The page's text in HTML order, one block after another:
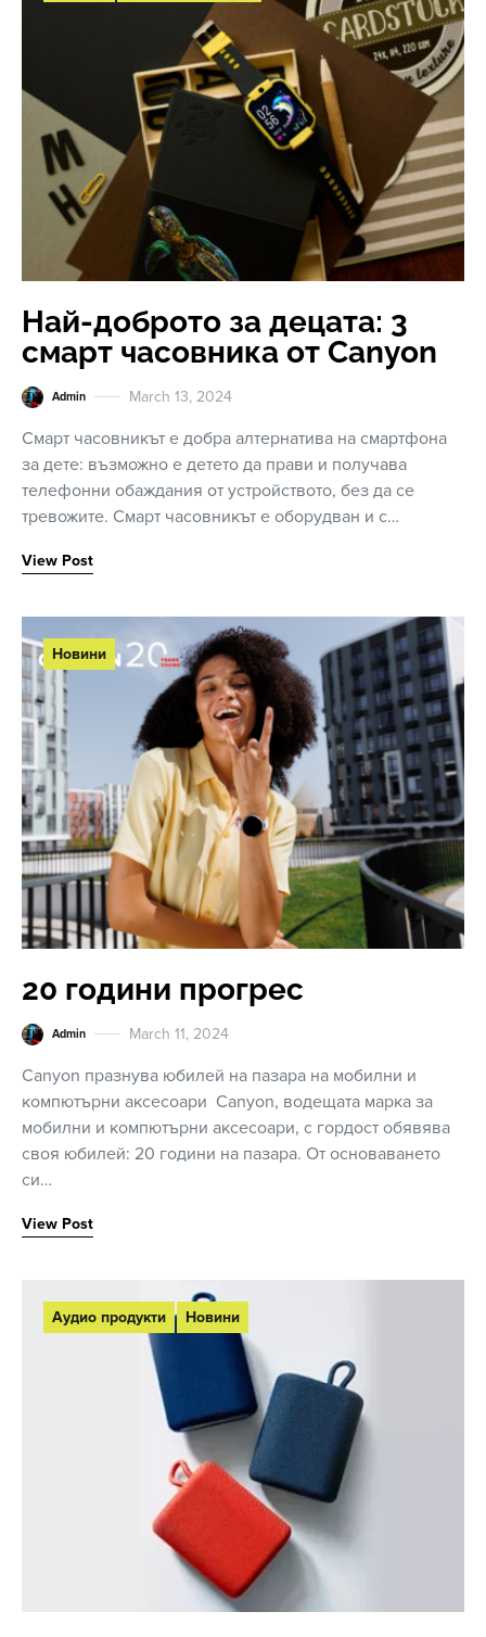
Най-доброто за децата: 3
смарт часовника от Canyon
Admin March 13, 2024
Смарт часовникът е добра алтернатива на смартфона
за дете: възможно е детето да прави и получава
телефонни обаждания от устройството, без да се
тревожите. Смарт часовникът е оборудван и с…
View Post
Новини
20 години прогрес
Admin March 11, 2024
Canyon празнува юбилей на пазара на мобилни и
компютърни аксесоари Canyon, водещата марка за
мобилни и компютърни аксесоари, с гордост обявява
своя юбилей: 20 години на пазара. От основаването
си…
View Post
Аудио продукти Новини